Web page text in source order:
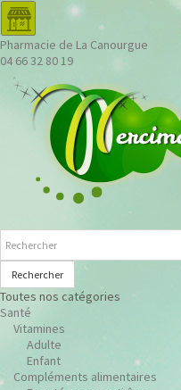
Pharmacie de La Canourgue
04 66 32 80 19
Rechercher
Toutes nos catégories
Santé
Vitamines
Adulte
Enfant
Compléments alimentaires